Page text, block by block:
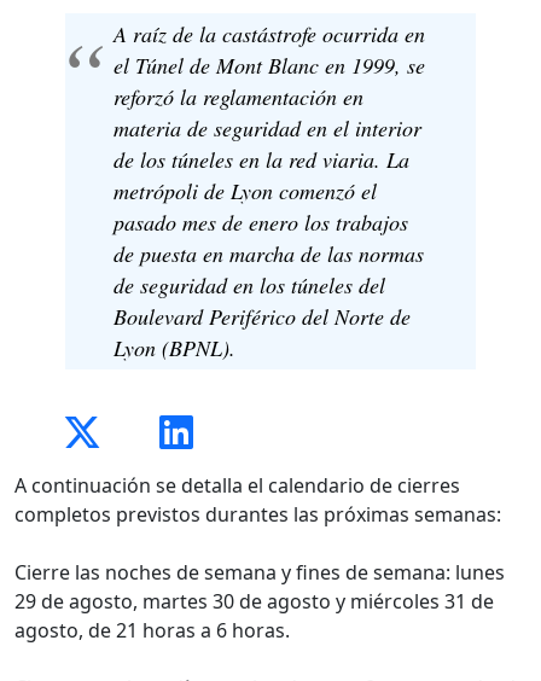
A raíz de la castástrofe ocurrida en
el Túnel de Mont Blanc en 1999, se
reforzó la reglamentación en
materia de seguridad en el interior
de los túneles en la red viaria. La
metrópoli de Lyon comenzó el
pasado mes de enero los trabajos
de puesta en marcha de las normas
de seguridad en los túneles del
Boulevard Periférico del Norte de
Lyon (BPNL).
A continuación se detalla el calendario de cierres
completos previstos durantes las próximas semanas:
Cierre las noches de semana y fines de semana: lunes
29 de agosto, martes 30 de agosto y miércoles 31 de
agosto, de 21 horas a 6 horas.